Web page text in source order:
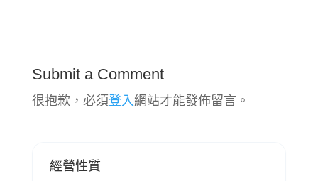
Submit a Comment
很抱歉，必須登入 網站才能發佈留言。
經營性質